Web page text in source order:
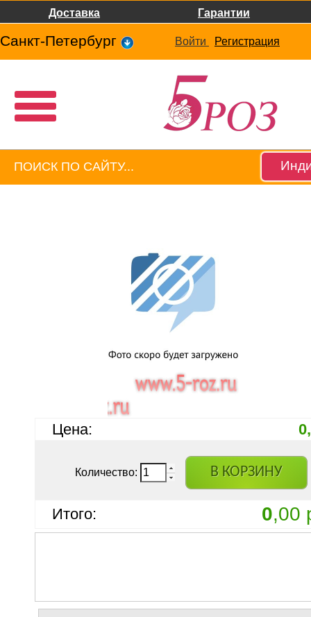
Доставка Гарантии
Санкт-Петербург Войти Регистрация
Цена:
Количество: В КОРЗИНУ
Итого: 0,00